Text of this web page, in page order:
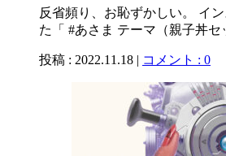
反省頻り、お恥ずかしい。 イ
た「 #あさま テーマ（親子丼セ
投稿 : 2022.11.18 | コメント : 0